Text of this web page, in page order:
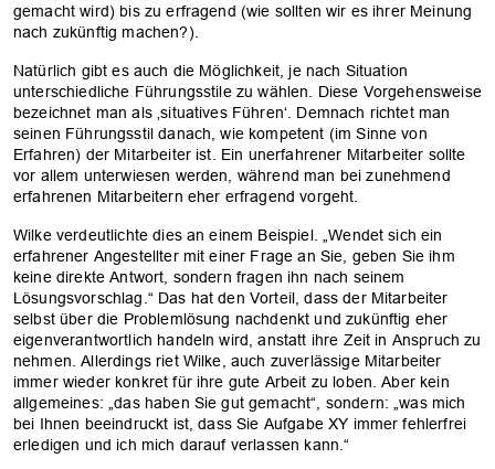
gemacht wird) bis zu erfragend (wie sollten wir es ihrer Meinung
nach zukünftig machen?).
Natürlich gibt es auch die Möglichkeit, je nach Situation
unterschiedliche Führungsstile zu wählen. Diese Vorgehensweise
bezeichnet man als ‚situatives Führen‘. Demnach richtet man
seinen Führungsstil danach, wie kompetent (im Sinne von
Erfahren) der Mitarbeiter ist. Ein unerfahrener Mitarbeiter sollte
vor allem unterwiesen werden, während man bei zunehmend
erfahrenen Mitarbeitern eher erfragend vorgeht.
Wilke verdeutlichte dies an einem Beispiel. „Wendet sich ein
erfahrener Angestellter mit einer Frage an Sie, geben Sie ihm
keine direkte Antwort, sondern fragen ihn nach seinem
Lösungsvorschlag.“ Das hat den Vorteil, dass der ­Mitarbeiter
selbst über die Problemlösung nachdenkt und zukünftig eher
eigenverantwortlich handeln wird, anstatt ihre Zeit in Anspruch zu
nehmen. Allerdings riet Wilke, auch zuverlässige Mitarbeiter
immer wieder konkret für ihre gute Arbeit zu loben. Aber kein
allgemeines: „das haben Sie gut gemacht“, sondern: „was mich
bei Ihnen beeindruckt ist, dass Sie Aufgabe XY immer fehlerfrei
erledigen und ich mich darauf verlassen kann.“